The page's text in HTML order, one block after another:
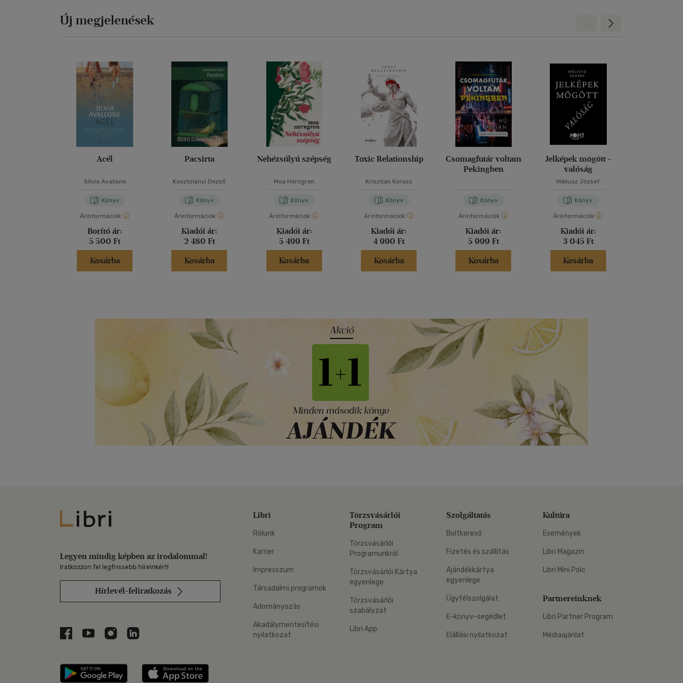
Új megjelenések
Acél
Silvia Avallone
Könyv
Árinformációk
Borító ár:
5 500 Ft
Kosárba
Pacsirta
Kosztolányi Dezső
Könyv
Árinformációk
Kiadói ár:
2 480 Ft
Kosárba
Nehézsúlyú szépség
Moa Herngren
Könyv
Árinformációk
Kiadói ár:
5 499 Ft
Kosárba
Toxic Relationship
Krisztian Korasz
Könyv
Árinformációk
Kiadói ár:
4 990 Ft
Kosárba
Csomagfutár voltam
Pekingben
Könyv
Árinformációk
Kiadói ár:
5 999 Ft
Kosárba
Jelképek mögött -
valóság
Méliusz József
Könyv
Árinformációk
Kiadói ár:
3 045 Ft
Kosárba
Előre
Libri
Legyen mindig képben az irodalommal!
Iratkozzon fel legfrissebb híreinkért!
Hírlevél-feliratkozás
Libri a Facebookon
Libri a Youtube-on
Libri az Instagramon
Libri a LinkedInen
Libri applikáció Szerezd meg: Google Play
Libri
Rólunk
Karrier
Impresszum
Társadalmi programok
Adományozás
Akadálymentesítési
nyilatkozat
Törzsvásárlói
Program
Törzsvásárlói
Programunkról
Törzsvásárlói Kártya
egyenlege
Törzsvásárlói
szabályzat
Libri App
Szolgáltatás
Boltkereső
Fizetés és szállítás
Ajándékkártya
egyenlege
Ügyfélszolgálat
E-könyv-segédlet
Elállási nyilatkozat
Kultúra
Események
Libri Magazin
Libri Mini Polc
Partnereinknek
Libri Partner Program
Médiaajánlat